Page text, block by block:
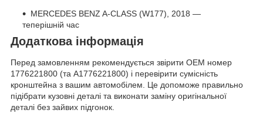
MERCEDES BENZ A-CLASS (W177), 2018 —
теперішній час
Додаткова інформація
Перед замовленням рекомендується звірити OEM номер
1776221800 (та A1776221800) і перевірити сумісність
кронштейна з вашим автомобілем. Це допоможе правильно
підібрати кузовні деталі та виконати заміну оригінальної
деталі без зайвих підгонок.